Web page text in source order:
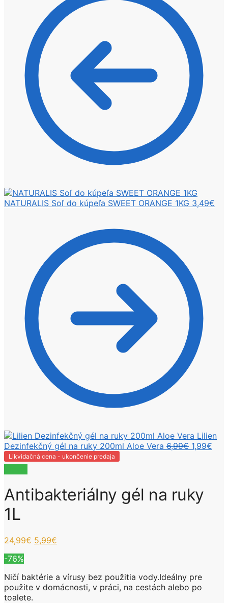
NATURALIS Soľ do kúpeľa SWEET ORANGE 1KG 3,49€
Lilien
Dezinfekčný gél na ruky 200ml Aloe Vera 6,99€ Pôvodná
1,99€
Likvidačná cena - ukončenie predaja
Antibakteriálny gél na ruky
1L
24,99€ Pôvodná
5,99€
-76%
Ničí baktérie a vírusy bez použitia vody.Ideálny pre
použite v domácnosti, v práci, na cestách alebo po
toalete.